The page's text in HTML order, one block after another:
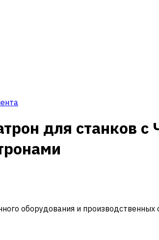
для станков
оборудования и производственных